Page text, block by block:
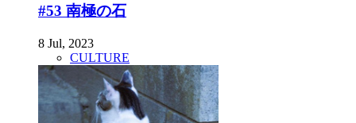
#53 南極の石
8 Jul, 2023
CULTURE